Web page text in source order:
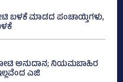
ಬಳಕೆ ಮಾಡದ ಪಂಚಾಯ್ತಿಗಳು,
ಅನುದಾನ; ನಿಯಮಬಾಹಿರ
ಎಜಿ